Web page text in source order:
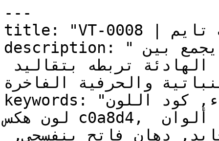
---
title: "VT-0008 | الألوان | دهانات تايم"
description: "هذا النوع من البنفسجي يجمع بين
والحرفية الفاخرة."
keywords: "لون الليلة القمراء, كود اللون VT-0008,
لون هكس c0a8d4, دهان بنفسجي, طلاء بنفسجي, ألوان